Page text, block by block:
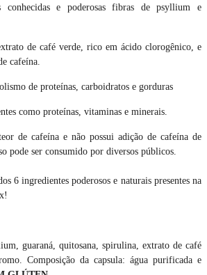
conhecidas e poderosas fibras de psyllium e
de café verde, rico em ácido clorogênico, e
cafeína.
de proteínas, carboidratos e gorduras
como proteínas, vitaminas e minerais.
de cafeína e não possui adição de cafeína de
pode ser consumido por diversos públicos.
6 ingredientes poderosos e naturais presentes na
guaraná, quitosana, spirulina, extrato de café
Composição da capsula: água purificada e